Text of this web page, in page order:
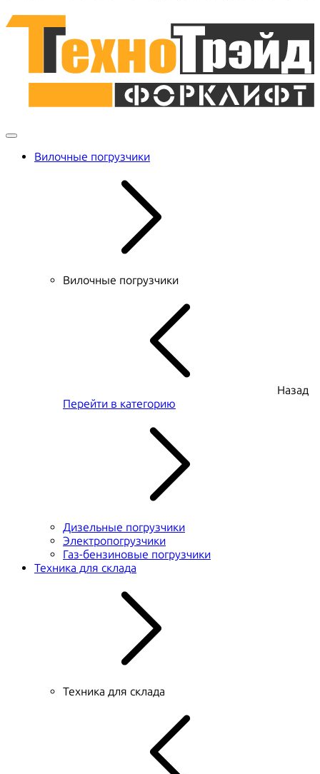
Вилочные погрузчики
Вилочные погрузчики
Назад
Перейти в категорию
Дизельные погрузчики
Электропогрузчики
Газ-бензиновые погрузчики
Техника для склада
Техника для склада